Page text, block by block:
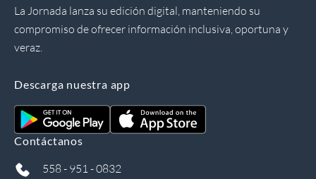
La Jornada lanza su edición digital, manteniendo su
compromiso de ofrecer información inclusiva, oportuna y
veraz.
Descarga nuestra app
Contáctanos
558 - 951 - 0832